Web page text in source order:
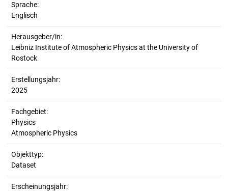
Sprache:
Englisch
Herausgeber/in:
Leibniz Institute of Atmospheric Physics at the University of
Rostock
Erstellungsjahr:
2025
Fachgebiet:
Physics
Atmospheric Physics
Objekttyp:
Dataset
Erscheinungsjahr: